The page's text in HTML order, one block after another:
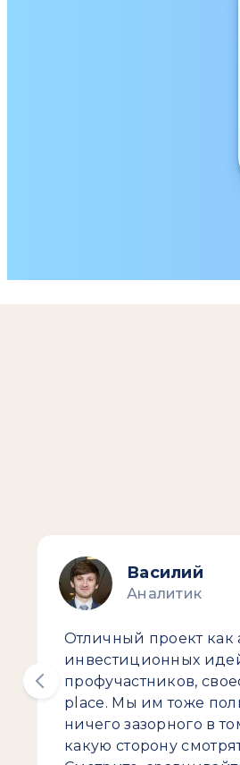
Василий
Аналитик
Отличный проект как
инвестиционных
профучастников,
place. Мы им тоже
ничего зазорного в
какую сторону